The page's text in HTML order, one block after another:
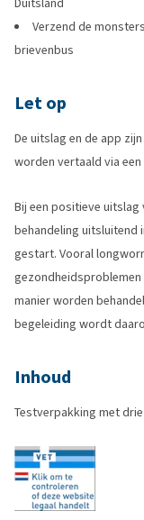
Verzend de
brievenbus
Let op
De uitslag en de app
worden vertaald via
Bij een positieve
behandeling uitsluitend
gestart. Vooral
manier worden
begeleiding wordt
Inhoud
Testverpakking met